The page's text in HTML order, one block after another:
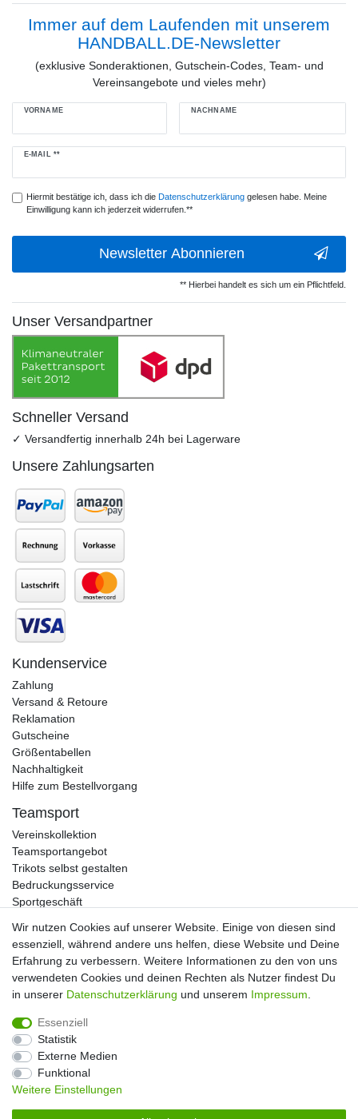
Immer auf dem Laufenden mit unserem
HANDBALL.DE-Newsletter
(exklusive Sonderaktionen, Gutschein-Codes, Team- und
Vereinsangebote und vieles mehr)
VORNAME NACHNAME
E-MAIL **
Newsletter
Hiermit bestätige ich, dass ich die Daten­schutz­erklärunggelesen habe. Meine
Einwilligung kann ich jederzeit widerrufen.**
Newsletter Abonnieren
** Hierbei handelt es sich um ein Pflichtfeld.
Unser Versandpartner
Schneller Versand
✓ Versandfertig innerhalb 24h bei Lagerware
Unsere Zahlungsarten
Kundenservice
Zahlung
Versand & Retoure
Reklamation
Gutscheine
Größentabellen
Nachhaltigkeit
Hilfe zum Bestellvorgang
Teamsport
Vereinskollektion
Teamsportangebot
Trikots selbst gestalten
Bedruckungsservice
Sportgeschäft
Widerrufs­recht
Wir nutzen Cookies auf unserer Website. Einige von diesen sind
essenziell, während andere uns helfen, diese Website und Deine
Erfahrung zu verbessern. Weitere Informationen zu den von uns
verwendeten Cookies und deinen Rechten als Nutzer findest Du
in unserer Daten­schutz­erklärung und unserem Impressum
Essenziell
Statistik
Externe Medien
Funktional
Weitere Einstellungen